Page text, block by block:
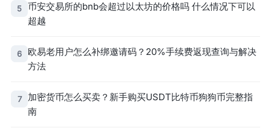
5
币安交易所的bnb会超过以太坊的价格吗 什么情况下可以
超越
6
欧易老用户怎么补绑邀请码？20%手续费返现查询与解决
方法
7
加密货币怎么买卖？新手购买USDT比特币狗狗币完整指
南